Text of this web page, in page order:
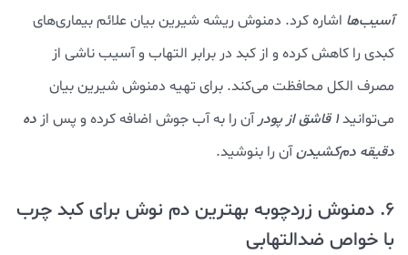
آسیب‌ها اشاره کرد. دمنوش ریشه شیرین بیان علائم بیماری‌های
کبدی را کاهش کرده و از کبد در برابر التهاب و آسیب ناشی از
مصرف الکل محافظت می‌کند. برای تهیه دمنوش شیرین بیان
می‌توانید1 قاشق از پودر آن را به آب جوش اضافه کرده و پس از ده
دقیقه دم‌کشیدنآن را بنوشید.
6. دمنوش زردچوبه بهترین دم نوش برای کبد چرب
با خواص ضدالتهابی